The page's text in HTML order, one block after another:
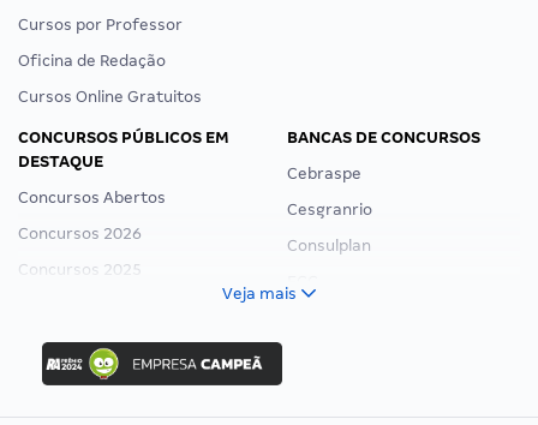
Cursos por Professor
Oficina de Redação
Cursos Online Gratuitos
CONCURSOS PÚBLICOS EM
DESTAQUE
Concursos Abertos
Concursos 2026
Concursos 2025
Concurso Ibama
Concurso MPU
Editais publicados
BANCAS DE CONCURSOS
Cebraspe
Cesgranrio
Consulplan
Veja mais